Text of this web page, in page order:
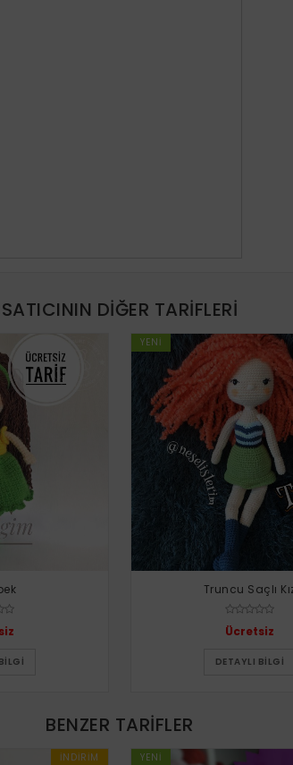
SATICININ DIĞER TARIFLERI
YENI
Truncu Saçlı
Ücretsiz
DETAYLI BILGI
BENZER TARIFLER
İNDIRIM YENI